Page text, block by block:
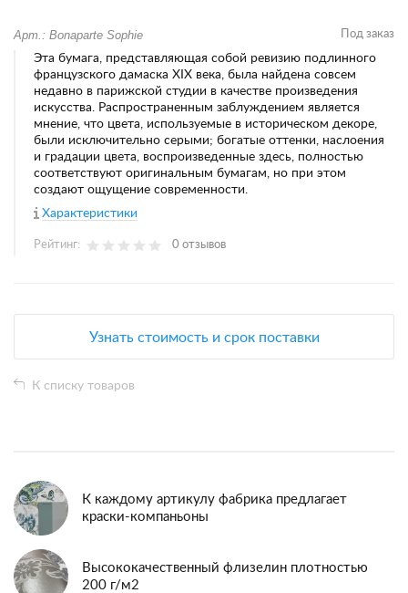
Арт.: Bonaparte Sophie Под заказ
Эта бумага, представляющая собой ревизию подлинного
французского дамаска XIX века, была найдена совсем
недавно в парижской студии в качестве произведения
искусства. Распространенным заблуждением является
мнение, что цвета, используемые в историческом декоре,
были исключительно серыми; богатые оттенки, наслоения
и градации цвета, воспроизведенные здесь, полностью
соответствуют оригинальным бумагам, но при этом
создают ощущение современности.
Характеристики
Рейтинг: 0 отзывов
Узнать стоимость и срок поставки
К списку товаров
К каждому артикулу фабрика предлагает
краски-компаньоны
Высококачественный флизелин плотностью
200 г/м2